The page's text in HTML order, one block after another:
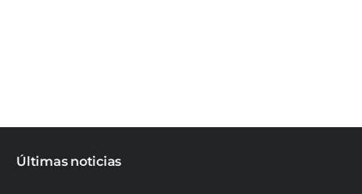
Últimas noticias